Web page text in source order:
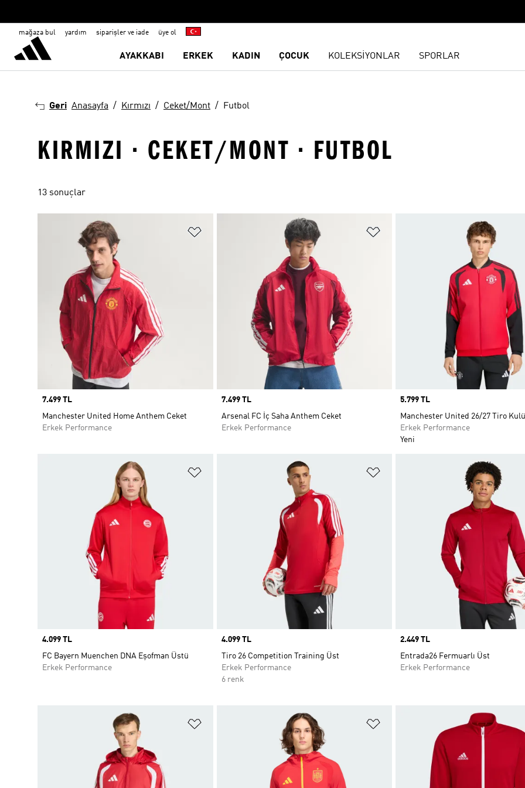
mağaza bul yardım siparişler ve iade üye ol
AYAKKABI ERKEK KADIN ÇOCUK KOLEKSİYONLAR SPORLAR
Geri Anasayfa Kırmızı Ceket/Mont Futbol
KIRMIZI · CEKET/MONT · FUTBOL
13 sonuçlar
Favori Listesine Ekle
Price
7.499 TL
Manchester United Home Anthem Ceket
Erkek Performance
Favori Listesine Ekle
Price
7.499 TL
Arsenal FC İç Saha Anthem Ceket
Erkek Performance
Price
5.799 TL
Manchester United 26/27 Tiro
Erkek Performance
Yeni
Favori Listesine Ekle
Price
4.099 TL
FC Bayern Muenchen DNA Eşofman Üstü
Erkek Performance
Favori Listesine Ekle
Price
4.099 TL
Tiro 26 Competition Training Üst
Erkek Performance
6 renk
Price
2.449 TL
Entrada26 Fermuarlı Üst
Erkek Performance
Favori Listesine Ekle Favori Listesine Ekle